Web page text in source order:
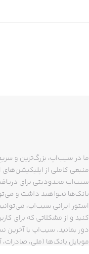
ما در سیب‌اپ، بزرگ‌ترین و
منبعی کاملی از
سیب‌اپ محدودیتی برای
بانک‌ها نخواهید داشت و
استور ایرانی سیب‌اپ،
دور بمانید. سیب‌اپ با آخرین
موبایل بانک‌ها (ملی، صادرات،